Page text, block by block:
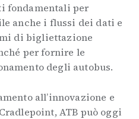
fondamentali per
anche i flussi dei dati e
di bigliettazione
per fornire le
degli autobus.
all’innovazione e
ATB può oggi